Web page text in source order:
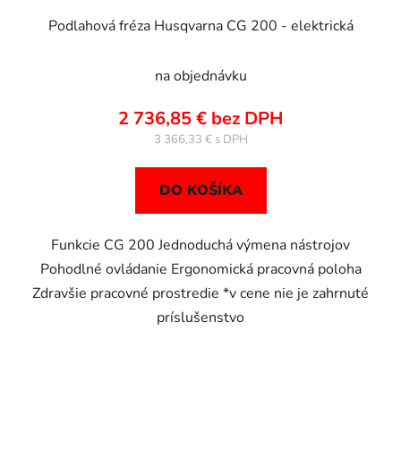
Podlahová fréza Husqvarna CG 200 - elektrická
na objednávku
2 736,85 € bez DPH
3 366,33 €
DO KOŠÍKA
Funkcie CG 200 Jednoduchá výmena nástrojov
Pohodlné ovládanie Ergonomická pracovná poloha
Zdravšie pracovné prostredie *v cene nie je zahrnuté
príslušenstvo